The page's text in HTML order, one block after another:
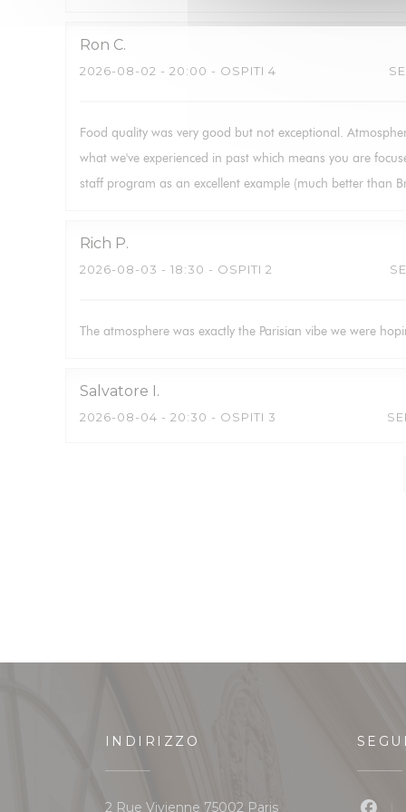
Ron C
2026-08-02 - 20:00 - OSPITI 4
Food quality was very good but not exceptional.
what we've experienced in past which means you are
staff program as an excellent example (much better than
Rich P
2026-08-03 - 18:30 - OSPITI 2
The atmosphere was exactly the Parisian vibe we were
Salvatore I
2026-08-04 - 20:30 - OSPITI 3
INDIRIZZO
2 Rue Vivienne 75002 Paris((apre una nuova